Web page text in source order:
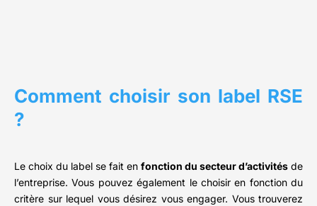
Comment choisir son label RSE
?
Le choix du label se fait en fonction du secteur d’activités de
l’entreprise. Vous pouvez également le choisir en fonction du
critère sur lequel vous désirez vous engager. Vous trouverez